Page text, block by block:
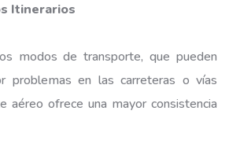
Itinerarios
modos de transporte, que pueden
problemas en las carreteras o vías
aéreo ofrece una mayor consistencia